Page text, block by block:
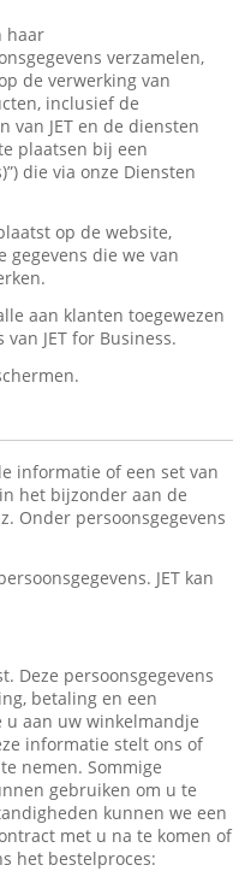
haar
verzamelen,
de verwerking van
inclusief de
van JET en de diensten
plaatsen bij een
die via onze Diensten
op de website,
die we van
aan klanten toegewezen
JET for Business.
informatie of een set van
het bijzonder aan de
Onder persoonsgegevens
JET kan
Deze persoonsgegevens
betaling en een
u aan uw winkelmandje
informatie stelt ons of
nemen. Sommige
gebruiken om u te
kunnen we een
met u na te komen of
het bestelproces: